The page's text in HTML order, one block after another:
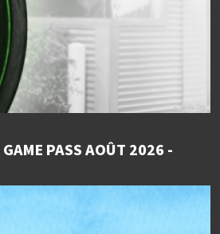
GAME PASS AOÛT 2026 -